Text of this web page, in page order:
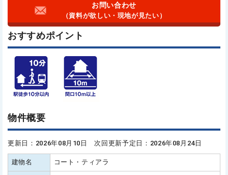
お問い合わせ
（資料が欲しい・現地が見たい）
おすすめポイント
物件概要
更新日：2026年08月10日 次回更新予定日：2026年08月24日
建物名 コート・ティアラ